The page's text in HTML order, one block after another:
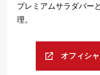
プレミアムサラダバー
理。
オフィシ